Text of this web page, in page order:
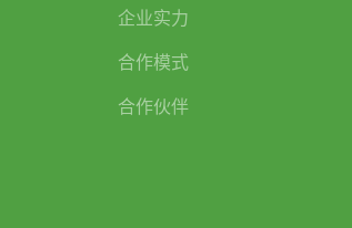
企业实力
合作模式
合作伙伴